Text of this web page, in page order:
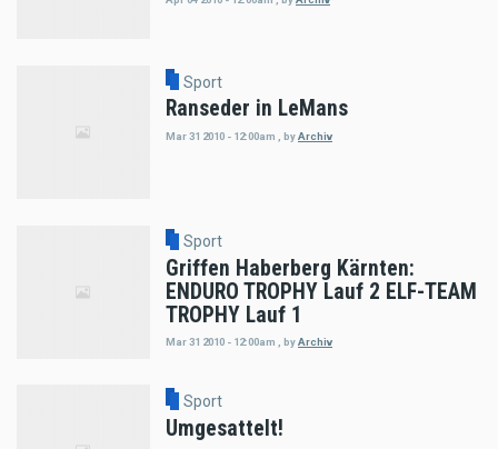
Sport
Ranseder in LeMans
Mar 31 2010 - 12:00am byArchiv
Sport
Griffen Haberberg Kärnten:
ENDURO TROPHY Lauf 2 ELF-TEAM
TROPHY Lauf 1
Mar 31 2010 - 12:00am , byArchiv
Sport
Umgesattelt!